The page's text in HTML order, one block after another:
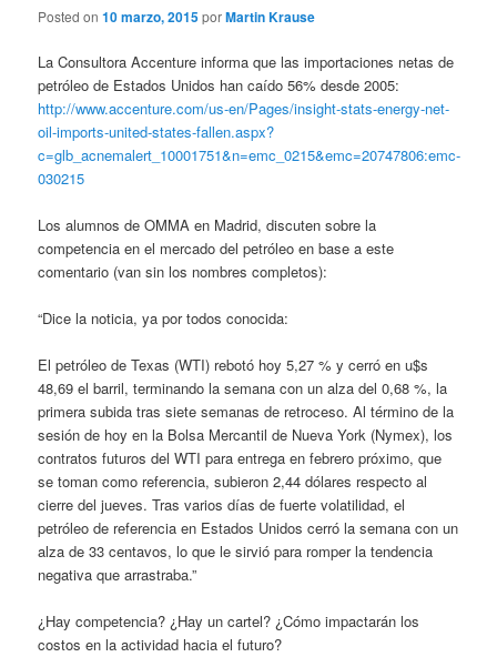
Posted on10 marzo, 2015porMartin Krause
La Consultora Accenture informa que las importaciones netas de
petróleo de Estados Unidos han caído 56% desde 2005:
http://www.accenture.com/us-en/Pages/insight-stats-energy-net-
oil-imports-united-states-fallen.aspx?
c=glb_acnemalert_10001751&n=emc_0215&emc=20747806:emc-
030215
Los alumnos de OMMA en Madrid, discuten sobre la
competencia en el mercado del petróleo en base a este
comentario (van sin los nombres completos):
“Dice la noticia, ya por todos conocida:
El petróleo de Texas (WTI) rebotó hoy 5,27 % y cerró en u$s
48,69 el barril, terminando la semana con un alza del 0,68 %, la
primera subida tras siete semanas de retroceso. Al término de la
sesión de hoy en la Bolsa Mercantil de Nueva York (Nymex), los
contratos futuros del WTI para entrega en febrero próximo, que
se toman como referencia, subieron 2,44 dólares respecto al
cierre del jueves. Tras varios días de fuerte volatilidad, el
petróleo de referencia en Estados Unidos cerró la semana con un
alza de 33 centavos, lo que le sirvió para romper la tendencia
negativa que arrastraba.”
¿Hay competencia? ¿Hay un cartel? ¿Cómo impactarán los
costos en la actividad hacia el futuro?